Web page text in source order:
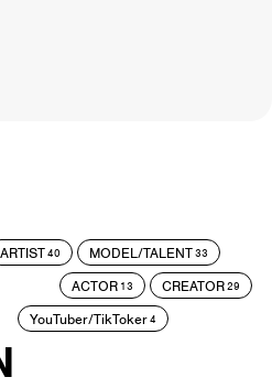
ARTIST40 MODEL/TALENT33
ACTOR 13 CREATOR29
YouTuber/TikToker4